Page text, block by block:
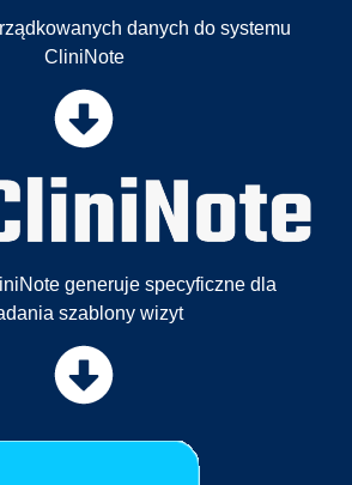
danych do systemu
CliniNote
generuje specyficzne dla
szablony wizyt